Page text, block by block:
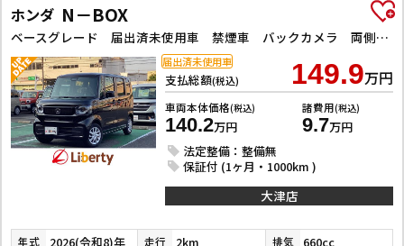
ホンダ N－BOX
ベースグレード 届出済未使用車 禁煙車 バックカメラ 両側スライド・片側電動 クリアランスソナー オートクルーズコントロール レーンアシスト 衝突被害軽減システム LEDヘッドランプ アイドリングストップ
支払総額(税込) 149.9万円
車両本体価格(税込)
140.2万円
諸費用(税込)
9.7万円
法定整備：整備無
保証付 (1ヶ月・1000km )
届出済未使用車
大津店
年式 2026(令和8)年 走行 2km 排気 660cc